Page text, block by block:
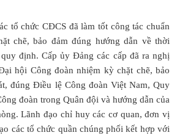
tổ chức CĐCS đã làm tốt công tác chuẩn
chẽ, bảo đảm đúng hướng dẫn về thời
định. Cấp ủy Đảng các cấp đã ra nghị
hội Công đoàn nhiệm kỳ chặt chẽ, bảo
đúng Điều lệ Công đoàn Việt Nam, Quy
đoàn trong Quân đội và hướng dẫn của
Lãnh đạo chỉ huy các cơ quan, đơn vị
các tổ chức quần chúng phối kết hợp với